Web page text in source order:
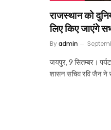
राजस्थान को
लिए किए जाएंगे
Byadmin
जयपुर, 9 सितम्बर।
शासन सचिव रवि जैन ने